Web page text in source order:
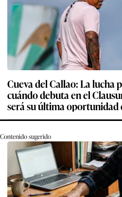
Cueva del Callao: La lucha
cuándo debuta en el
será su última
Contenido sugerido